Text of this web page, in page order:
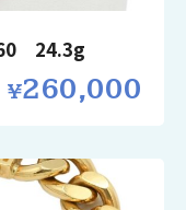
24.3g
260,000